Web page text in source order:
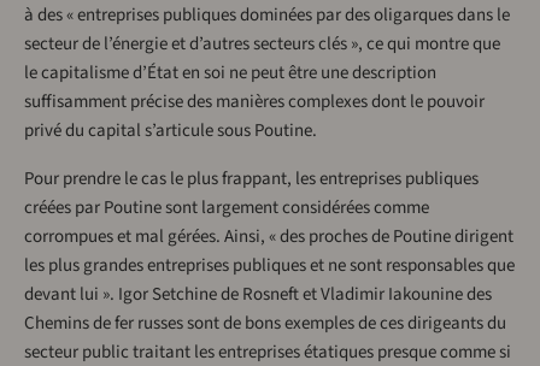
à des « entreprises publiques dominées par des oligarques dans le
secteur de l’énergie et d’autres secteurs clés », ce qui montre que
le capitalisme d’État en soi ne peut être une description
suffisamment précise des manières complexes dont le pouvoir
privé du capital s’articule sous Poutine.
Pour prendre le cas le plus frappant, les entreprises publiques
créées par Poutine sont largement considérées comme
corrompues et mal gérées. Ainsi, « des proches de Poutine dirigent
les plus grandes entreprises publiques et ne sont responsables que
devant lui ». Igor Setchine de Rosneft et Vladimir Iakounine des
Chemins de fer russes sont de bons exemples de ces dirigeants du
secteur public traitant les entreprises étatiques presque comme si